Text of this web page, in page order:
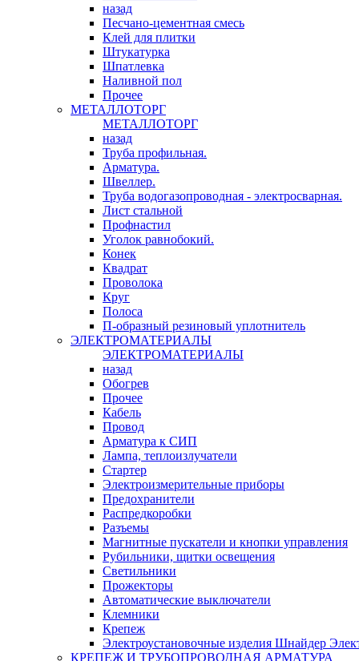
назад
Песчано-цементная смесь
Клей для плитки
Штукатурка
Шпатлевка
Наливной пол
Прочее
МЕТАЛЛОТОРГ
МЕТАЛЛОТОРГ
назад
Труба профильная.
Арматура.
Швеллер.
Труба водогазопроводная - электросварная.
Лист стальной
Профнастил
Уголок равнобокий.
Конек
Квадрат
Проволока
Круг
Полоса
П-образный резиновый уплотнитель
ЭЛЕКТРОМАТЕРИАЛЫ
ЭЛЕКТРОМАТЕРИАЛЫ
назад
Обогрев
Прочее
Кабель
Провод
Арматура к СИП
Лампа, теплоизлучатели
Стартер
Электроизмерительные приборы
Предохранители
Распредкоробки
Разъемы
Магнитные пускатели и кнопки управления
Рубильники, щитки освещения
Светильники
Прожекторы
Автоматические выключатели
Клемники
Крепеж
Электроустановочные изделия Шнайдер
КРЕПЕЖ И ТРУБОПРОВОДНАЯ АРМАТУРА